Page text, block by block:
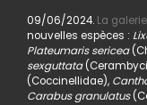
09/06/2024.La
nouvelles espèces :
Plateumaris sericea
sexguttata
(Coccinellidae),
Carabus granulatus